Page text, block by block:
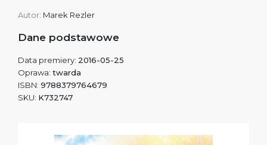
Autor: Marek Rezler
Dane podstawowe
Data premiery: 2016-05-25
Oprawa: twarda
ISBN: 9788379764679
SKU: K732747